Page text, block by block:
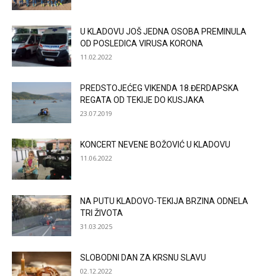
U KLADOVU JOŠ JEDNA OSOBA PREMINULA
OD POSLEDICA VIRUSA KORONA
11.02.2022
PREDSTOJEĆEG VIKENDA 18.ĐERDAPSKA
REGATA OD TEKIJE DO KUSJAKA
23.07.2019
KONCERT NEVENE BOŽOVIĆ U KLADOVU
11.06.2022
NA PUTU KLADOVO-TEKIJA BRZINA ODNELA
TRI ŽIVOTA
31.03.2025
SLOBODNI DAN ZA KRSNU SLAVU
02.12.2022